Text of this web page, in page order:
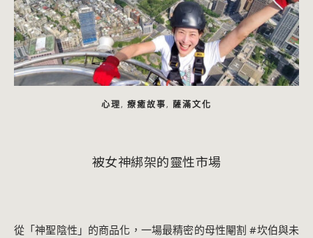
心理, 療癒故事, 薩滿文化
被女神綁架的靈性市場
從「神聖陰性」的商品化，一場最精密的母性閹割 #坎伯與未